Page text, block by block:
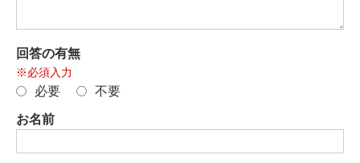
回答の有無
※必須入力
必要 不要
お名前